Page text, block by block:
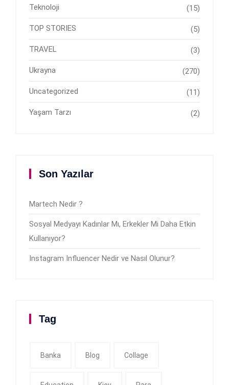
Teknoloji (15)
TOP STORIES (5)
TRAVEL (3)
Ukrayna (270)
Uncategorized (11)
Yaşam Tarzı (2)
Son Yazılar
Martech Nedir ?
Sosyal Medyayı Kadınlar Mı, Erkekler Mi Daha Etkin
Kullanıyor?
Instagram Influencer Nedir ve Nasıl Olunur?
Tag
Banka Blog Collage